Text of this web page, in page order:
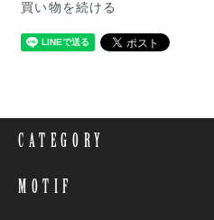
買い物を続ける
CATEGORY
MOTIF